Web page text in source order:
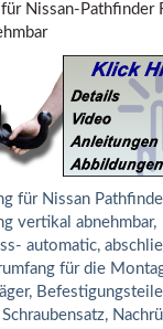
Nissan-Pathfinder
für Nissan
vertikal abnehmbar,
automatic,
für die